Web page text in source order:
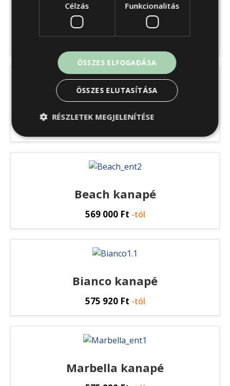
Napoli kanapé
479 900Ft
Manhattan sarokkanapé
Beach kanapé
569 000 Ft -tól
Bianco kanapé
575 920 Ft -tól
Marbella kanapé
Célzás Funkcionalitás
ÖSSZES ELFOGADÁSA
ÖSSZES ELUTASÍTÁSA
RÉSZLETEK MEGJELENÍTÉSE